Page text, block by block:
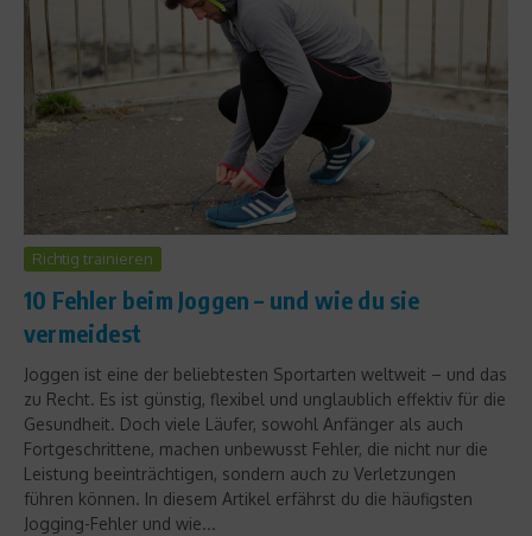
Richtig trainieren
10 Fehler beim Joggen – und wie du sie
vermeidest
Joggen ist eine der beliebtesten Sportarten weltweit – und das
zu Recht. Es ist günstig, flexibel und unglaublich effektiv für die
Gesundheit. Doch viele Läufer, sowohl Anfänger als auch
Fortgeschrittene, machen unbewusst Fehler, die nicht nur die
Leistung beeinträchtigen, sondern auch zu Verletzungen
führen können. In diesem Artikel erfährst du die häufigsten
Jogging-Fehler und wie...